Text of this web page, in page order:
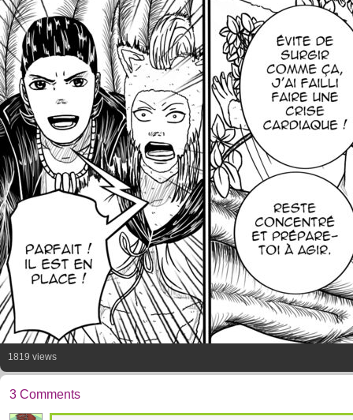
1819 views
3 Comments